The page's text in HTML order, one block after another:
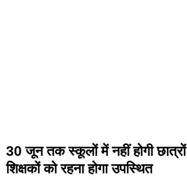
30 जून तक स्कूलों में नहीं होगी
शिक्षकों को रहना होगा उपस्थित